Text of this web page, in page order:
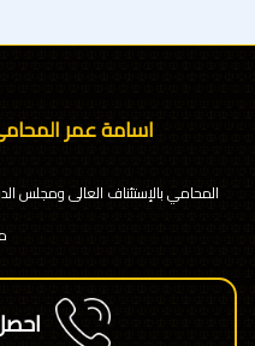
اسامة عمر
المحامي بالإستئناف العالى ومجلس